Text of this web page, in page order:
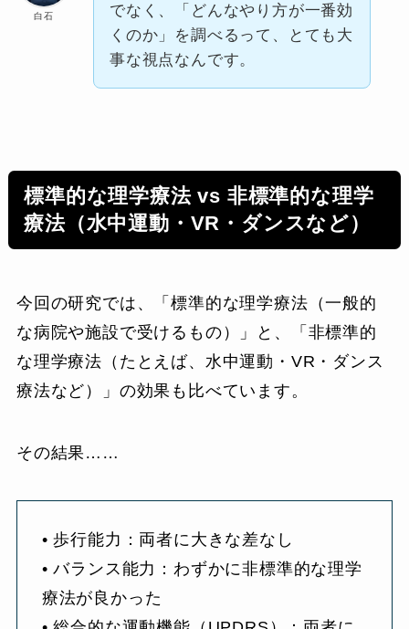
白石
でなく、「どんなやり方が一番効
くのか」を調べるって、とても大
事な視点なんです。
標準的な理学療法 vs 非標準的な理学
療法（水中運動・VR・ダンスなど）
今回の研究では、「標準的な理学療法（一般的
な病院や施設で受けるもの）」と、「非標準的
な理学療法（たとえば、水中運動・VR・ダンス
療法など）」の効果も比べています。
その結果……
• 歩行能力：両者に大きな差なし
• バランス能力：わずかに非標準的な理学
療法が良かった